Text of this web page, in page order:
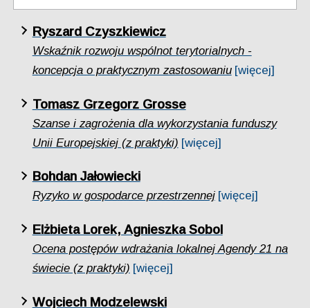
Ryszard Czyszkiewicz
Wskaźnik rozwoju wspólnot terytorialnych -
koncepcja o praktycznym zastosowaniu [więcej]
Tomasz Grzegorz Grosse
Szanse i zagrożenia dla wykorzystania funduszy
Unii Europejskiej (z praktyki) [więcej]
Bohdan Jałowiecki
Ryzyko w gospodarce przestrzennej [więcej]
Elżbieta Lorek, Agnieszka Sobol
Ocena postępów wdrażania lokalnej Agendy 21 na
świecie (z praktyki) [więcej]
Wojciech Modzelewski